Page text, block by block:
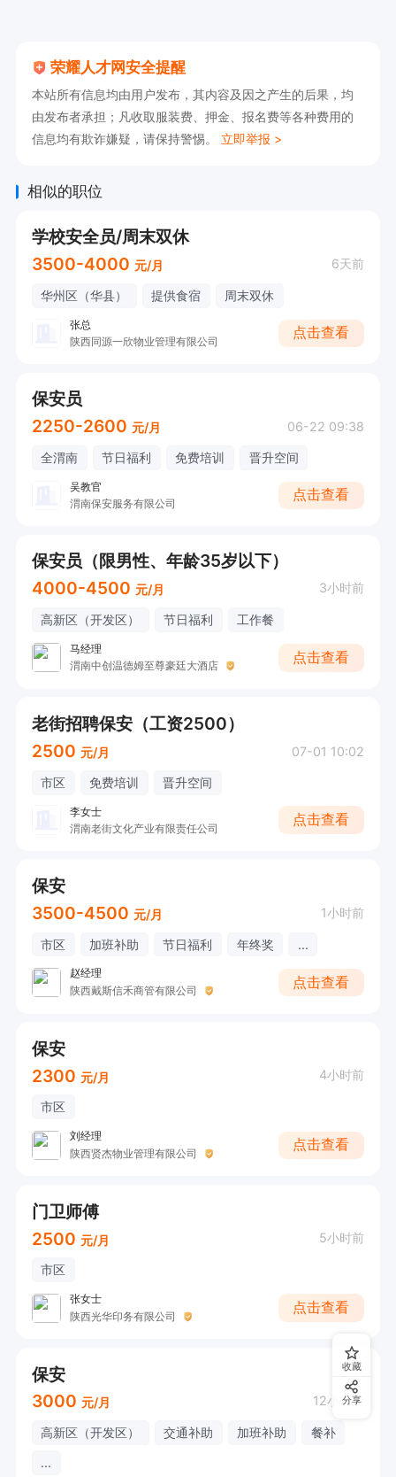
荣耀人才网安全提醒
本站所有信息均由用户发布，其内容及因之产生的后果，均
由发布者承担；凡收取服装费、押金、报名费等各种费用的
信息均有欺诈嫌疑，请保持警惕。 立即举报 >
相似的职位
学校安全员/周末双休
3500-4000 元/月 6天前
华州区（华县） 提供食宿 周末双休
张总
陕西同源一欣物业管理有限公司
点击查看
保安员
2250-2600 元/月 06-22 09:38
全渭南 节日福利 免费培训 晋升空间
吴教官
渭南保安服务有限公司
点击查看
保安员（限男性、年龄35岁以下）
4000-4500 元/月 3小时前
高新区（开发区） 节日福利 工作餐
马经理
渭南中创温德姆至尊豪廷大酒店
点击查看
老街招聘保安（工资2500）
2500 元/月 07-01 10:02
市区 免费培训 晋升空间
李女士
渭南老街文化产业有限责任公司
点击查看
保安
3500-4500 元/月 1小时前
市区 加班补助 节日福利 年终奖 ...
赵经理
陕西戴斯信禾商管有限公司
点击查看
保安
2300 元/月 4小时前
市区
刘经理
陕西贤杰物业管理有限公司
点击查看
门卫师傅
2500 元/月 5小时前
市区
张女士
陕西光华印务有限公司
点击查看
保安
3000 元/月 12小时前
高新区（开发区） 交通补助 加班补助
餐补
...
收藏
分享